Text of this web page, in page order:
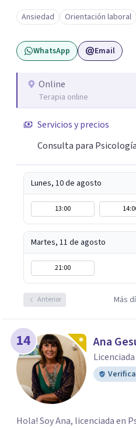
cognitivo-conductual (TCC),
profunda, empática y sin
herramientas psicológicas
patrones, resignificar
puedas no solo sentirte
comprender lo que te pasa,
afrontarlo.
Ansiedad Orientación laboral
WhatsApp Email
Online
Terapia online
Servicios y precios
Consulta para Psicología
Lunes, 10 de agosto
13:00
Martes, 11 de agosto
21:00
Anterior Más
14 Ana
Hola! Soy Ana, licenciada en